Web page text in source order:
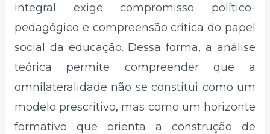
integral exige compromisso político-
pedagógico e compreensão crítica do papel
social da educação. Dessa forma, a análise
teórica permite compreender que a
omnilateralidade não se constitui como um
modelo prescritivo, mas como um horizonte
formativo que orienta a construção de